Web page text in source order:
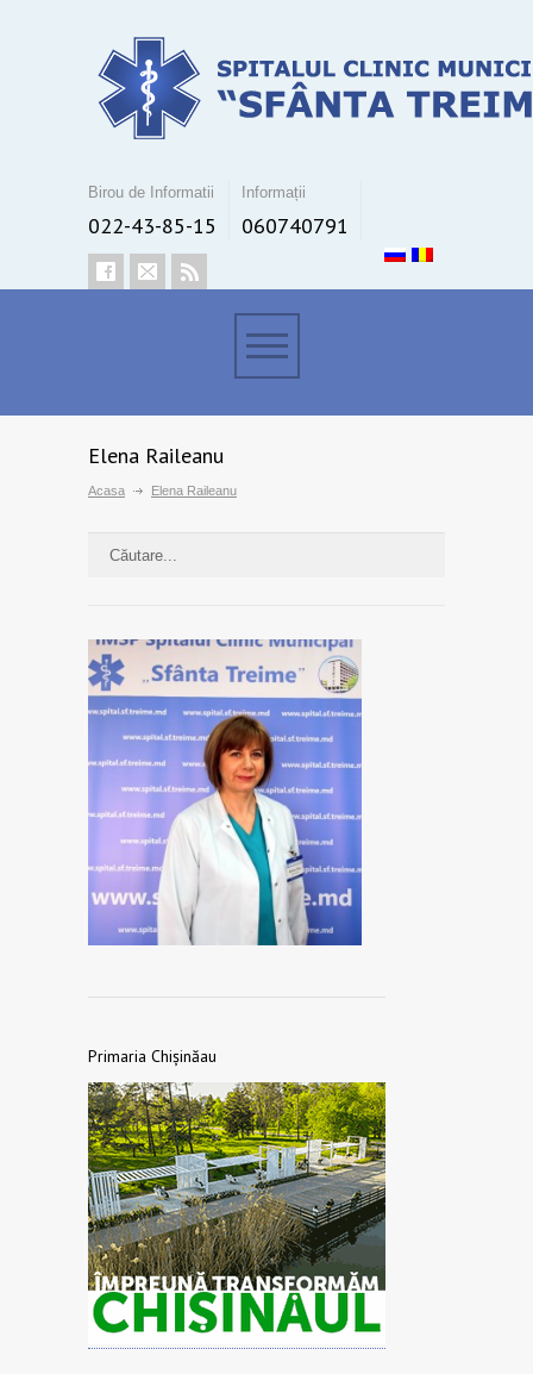
Birou de Informatii
022-43-85-15
Informații
060740791
Elena Raileanu
Acasa Elena Raileanu
Primaria Chișinăau